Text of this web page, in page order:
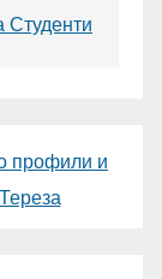
Студенти
профили и